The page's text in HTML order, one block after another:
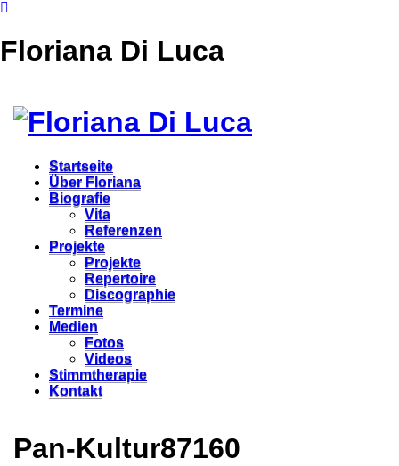
Floriana Di Luca
Startseite
Über Floriana
Biografie
Vita
Referenzen
Projekte
Projekte
Repertoire
Discographie
Termine
Medien
Fotos
Videos
Stimmtherapie
Kontakt
Pan-Kultur87160